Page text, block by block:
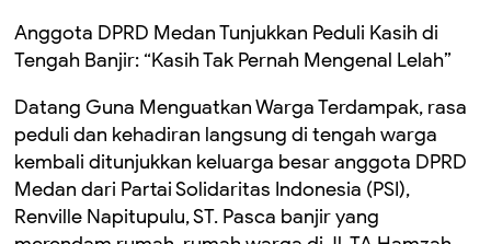
Anggota DPRD Medan Tunjukkan Peduli Kasih di
Tengah Banjir: “Kasih Tak Pernah Mengenal Lelah”
Datang Guna Menguatkan Warga Terdampak, rasa
peduli dan kehadiran langsung di tengah warga
kembali ditunjukkan keluarga besar anggota DPRD
Medan dari Partai Solidaritas Indonesia (PSI),
Renville Napitupulu, ST. Pasca banjir yang